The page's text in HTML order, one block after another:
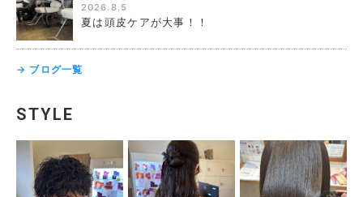
2026.8.5
夏は頭皮ケアが大事！！
→ ブログ一覧
STYLE